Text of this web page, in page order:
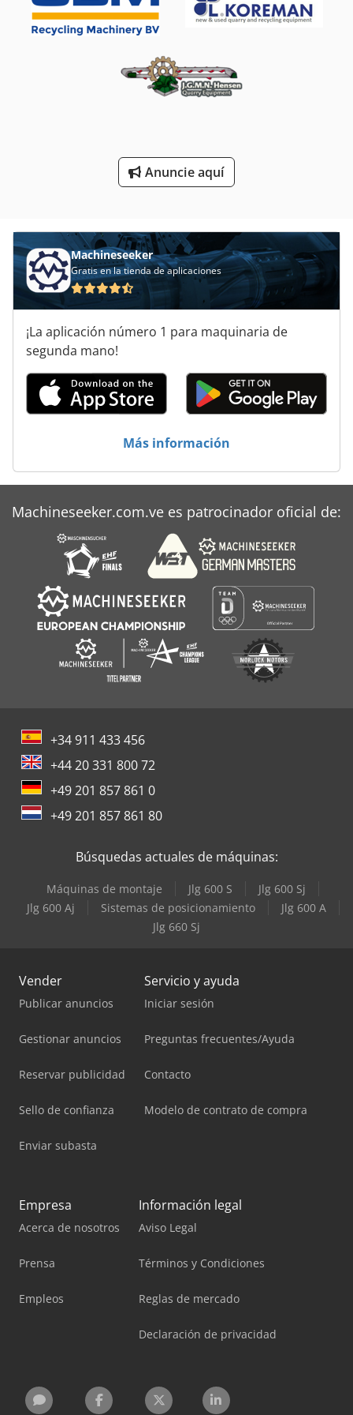
Grapadoras De Esquina
Maquinas De Coser Industriales
Máquina De Recolección
Sistema De Extracción De
Unidad De Lubricación Centralizada
Anuncie aquí
Machineseeker
Gratis en la tienda de aplicaciones
¡La aplicación número 1 para maquinaria de
segunda mano!
Más información
Machineseeker.com.ve es patrocinador oficial de:
+34 911 433 456
+44 20 331 800 72
+49 201 857 861 0
+49 201 857 861 80
Búsquedas actuales de máquinas:
Máquinas de montaje Jlg 600 S
Jlg 600 Sj
Jlg 600 Aj
Sistemas de posicionamiento
Jlg 600 A
Jlg 660 Sj
Vender
Publicar anuncios
Gestionar anuncios
Reservar publicidad
Sello de confianza
Enviar subasta
Servicio y ayuda
Iniciar sesión
Preguntas frecuentes/Ayuda
Contacto
Modelo de contrato de compra
Empresa
Acerca de nosotros
Prensa
Empleos
Información legal
Aviso Legal
Términos y Condiciones
Reglas de mercado
Declaración de privacidad